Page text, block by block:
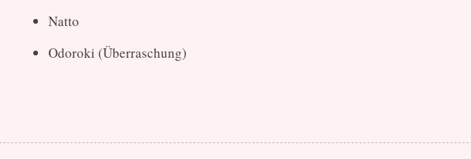
Natto
Odoroki (Überraschung)